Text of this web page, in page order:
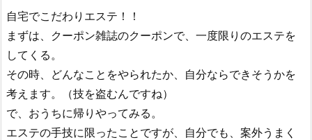
自宅でこだわりエステ！！
まずは、クーポン雑誌のクーポンで、一度限りのエステを
してくる。
その時、どんなことをやられたか、自分ならできそうかを
考えます。（技を盗むんですね）
で、おうちに帰りやってみる。
エステの手技に限ったことですが、自分でも、案外うまく